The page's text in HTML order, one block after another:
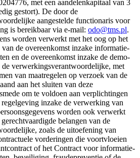
met een aandelenkapitaal van 3
gestort). De door de
aangestelde functionaris voor
is bereikbaar via e-mail: odo@tms.pl.
worden verwerkt met het oog op het
de overeenkomst inzake informatie-
en de overeenkomst inzake de demo-
de verwerkingsverantwoordelijke, met
van maatregelen op verzoek van de
aan het sluiten van deze
om te voldoen aan verplichtingen
inzake de verwerking van
worden ook verwerkt
belangen van de
zoals de uitoefening van
vorderingen die voortvloeien
of het Contract voor informatie-